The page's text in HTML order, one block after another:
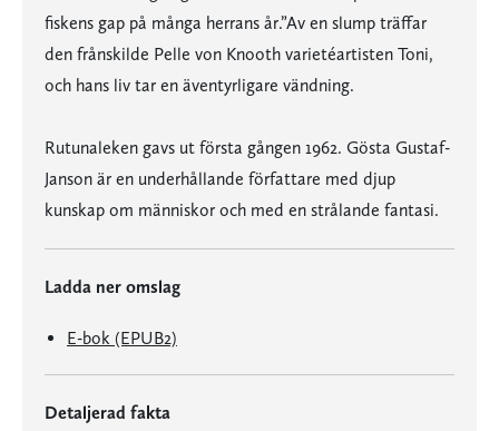
fiskens gap på många herrans år.”Av en slump träffar
den frånskilde Pelle von Knooth varietéartisten Toni,
och hans liv tar en äventyrligare vändning.
Rutunaleken gavs ut första gången 1962. Gösta Gustaf-
Janson är en underhållande författare med djup
kunskap om människor och med en strålande fantasi.
Ladda ner omslag
E-bok (EPUB2)
Detaljerad fakta